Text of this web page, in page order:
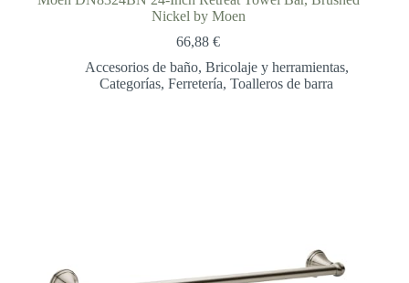
Nickel by Moen
66,88€
Accesorios de baño, Bricolaje y herramientas,
Categorías,Ferretería,Toalleros de barra